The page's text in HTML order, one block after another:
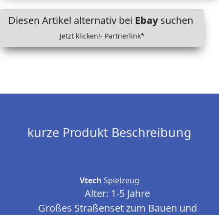
Diesen Artikel alternativ bei Ebaysuchen
Jetzt klicken!- Partnerlink*
kurze Produkt Beschreibung
Vtech Spielzeug
Alter: 1-5 Jahre
Großes Straßenset zum Bauen und